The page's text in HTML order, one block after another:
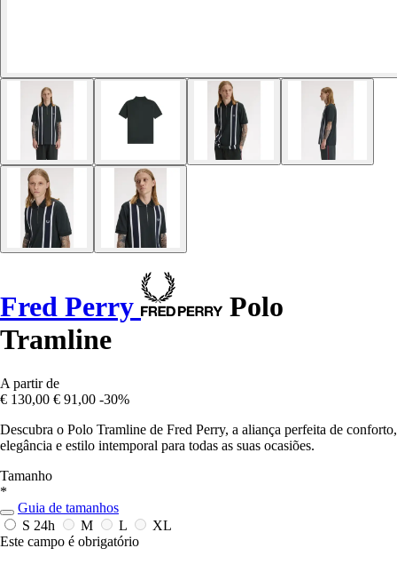
Fred Perry
Polo
Tramline
A partir de
€ 130,00 € 91,00 -30%
Descubra o Polo Tramline de Fred Perry, a aliança perfeita de conforto,
elegância e estilo intemporal para todas as suas ocasiões.
Tamanho
*
Guia de tamanhos
S 24h M L
XL
Este campo é obrigatório